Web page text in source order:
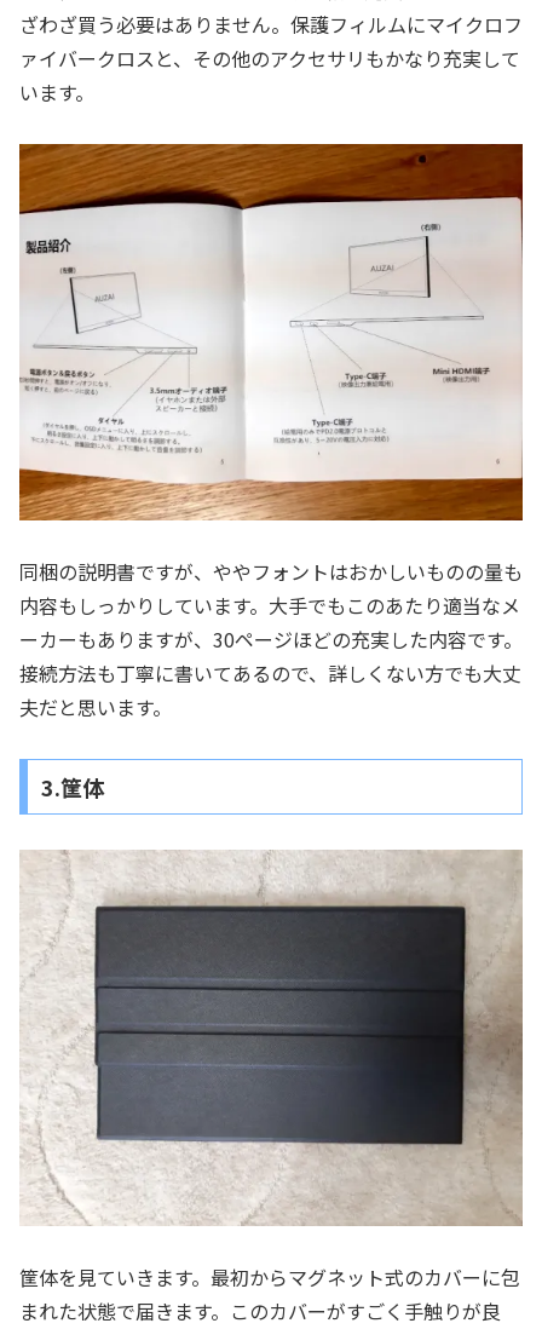
ざわざ買う必要はありません。保護フィルムにマイクロフ
ァイバークロスと、その他のアクセサリもかなり充実して
います。
同梱の説明書ですが、ややフォントはおかしいものの量も
内容もしっかりしています。大手でもこのあたり適当なメ
ーカーもありますが、30ページほどの充実した内容です。
接続方法も丁寧に書いてあるので、詳しくない方でも大丈
夫だと思います。
3.筐体
筐体を見ていきます。最初からマグネット式のカバーに包
まれた状態で届きます。このカバーがすごく手触りが良